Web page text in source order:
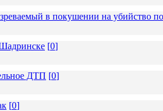
в покушении на убийство
[0]
ДТП [0]
[0]